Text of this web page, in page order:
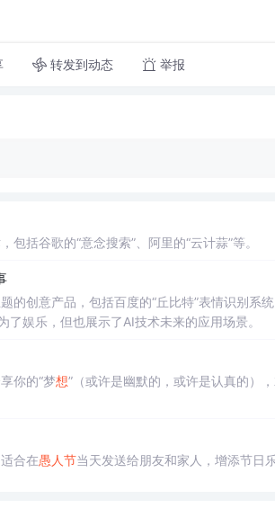
转发到动态 举报
括谷歌的“意念搜索”、阿里的“云计蒜”等。
的创意产品，包括百度的“丘比特”表情识别系
娱乐，但也展示了AI技术未来的应用场景。
你的“梦想”（或许是幽默的，或许是认真的）
合在愚人节当天发送给朋友和家人，增添节日乐